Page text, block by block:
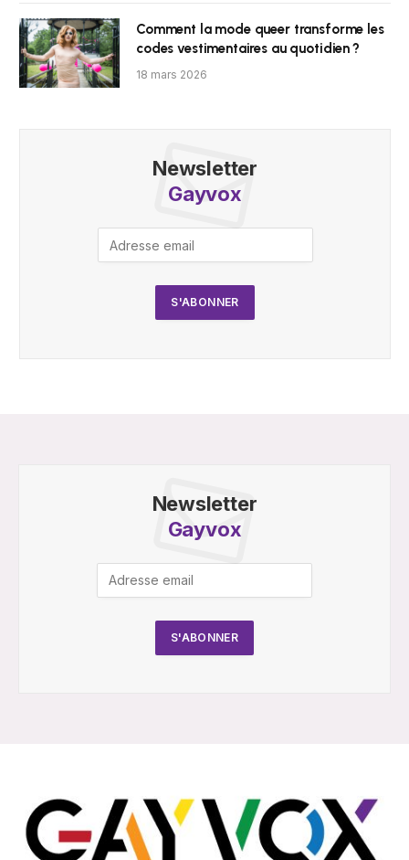
Comment la mode queer transforme les
codes vestimentaires au quotidien ?
18 mars 2026
Newsletter
Gayvox
Newsletter
Gayvox